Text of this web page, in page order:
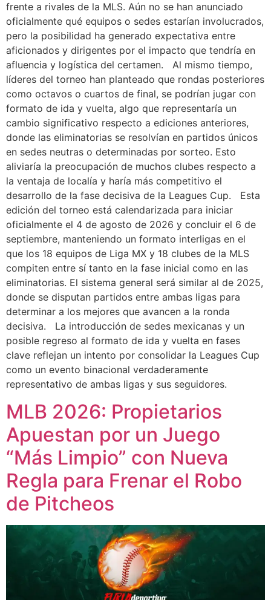
frente a rivales de la MLS. Aún no se han anunciado
oficialmente qué equipos o sedes estarían involucrados,
pero la posibilidad ha generado expectativa entre
aficionados y dirigentes por el impacto que tendría en
afluencia y logística del certamen. Al mismo tiempo,
líderes del torneo han planteado que rondas posteriores
como octavos o cuartos de final, se podrían jugar con
formato de ida y vuelta, algo que representaría un
cambio significativo respecto a ediciones anteriores,
donde las eliminatorias se resolvían en partidos únicos
en sedes neutras o determinadas por sorteo. Esto
aliviaría la preocupación de muchos clubes respecto a
la ventaja de localía y haría más competitivo el
desarrollo de la fase decisiva de la Leagues Cup. Esta
edición del torneo está calendarizada para iniciar
oficialmente el 4 de agosto de 2026 y concluir el 6 de
septiembre, manteniendo un formato interligas en el
que los 18 equipos de Liga MX y 18 clubes de la MLS
compiten entre sí tanto en la fase inicial como en las
eliminatorias. El sistema general será similar al de 2025,
donde se disputan partidos entre ambas ligas para
determinar a los mejores que avancen a la ronda
decisiva. La introducción de sedes mexicanas y un
posible regreso al formato de ida y vuelta en fases
clave reflejan un intento por consolidar la Leagues Cup
como un evento binacional verdaderamente
representativo de ambas ligas y sus seguidores.
MLB 2026: Propietarios
Apuestan por un Juego
“Más Limpio” con Nueva
Regla para Frenar el Robo
de Pitcheos